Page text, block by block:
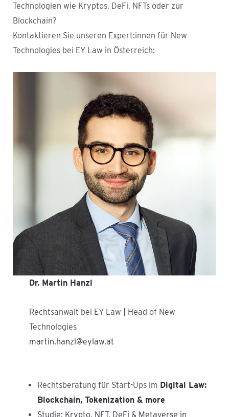
Technologien wie Kryptos, DeFi, NFTs oder zur
Blockchain?
Kontaktieren Sie unseren Expert:innen für New
Technologies bei EY Law in Österreich:
Dr. Martin Hanzl
Rechtsanwalt bei EY Law | Head of New
Technologies
martin.hanzl@eylaw.at
Rechtsberatung für Start-Ups im Digital Law:
Blockchain, Tokenization & more
Studie: Krypto, NFT, DeFi & Metaverse in